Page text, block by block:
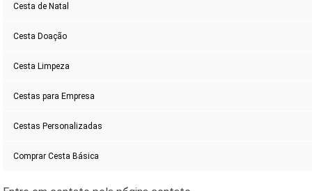
Cesta de Natal
Cesta Doação
Cesta Limpeza
Cestas para Empresa
Cestas Personalizadas
Comprar Cesta Básica